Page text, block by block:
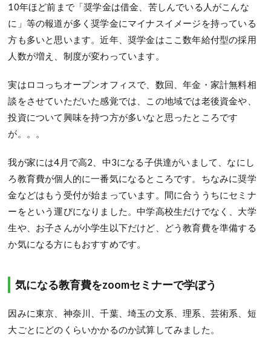
10年ほど前まで「奨学金は借金、苦しんでいる人がこんな
に」等の報道が多く奨学金にマイナスイメージを持っている
方も多いと思います。近年、奨学金はここ数年給付型の採用
人数が増え、制度が変わっています。
実はロコっちオープンオフィスで、数回、年金・家計無料相
談をさせていただいた感覚では、この地域では老後資金や、
投資について興味を持つ方が多いなと思ったところです
が。。。
我が家には4月で高2、中3になる子供達がいまして、なにし
ろ教育費が個人的に一番気になるところです。ちなみに奨学
金などはもう受付が始まっています。間に合ううちにセミナ
ーをという運びになりました。中学高校生だけでなく、大学
生や、お子さんが小学生以下だけど、どう教育費を準備する
か気になる方にもおすすめです。
気になる教育費をzoomセミナーで学ぼう
因みに東京、神奈川、千葉、埼玉の文系、理系、芸術系、短
大ごとにどのくらいかかるのか試算してみました。